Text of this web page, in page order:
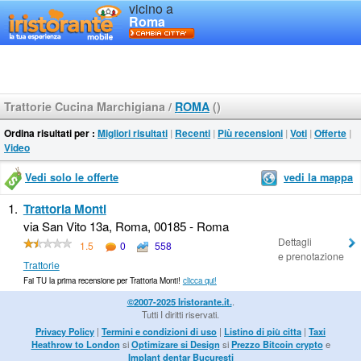
vicino a
Roma
Trattorie Cucina Marchigiana / ROMA ()
Ordina risultati per : Migliori risultati | Recenti | Più recensioni | Voti | Offerte |
Video
Vedi solo le offerte vedi la mappa
1. Trattoria Monti
via San Vito 13a, Roma, 00185 - Roma
1.5 0
558
Trattorie
Dettagli
e prenotazione
Fai TU la prima recensione per Trattoria Monti! clicca qui!
©2007-2025 Iristorante.it..
Tutti I diritti riservati.
Privacy Policy | Termini e condizioni di uso | Listino di più citta | Taxi
Heathrow to London siOptimizare si Design siPrezzo Bitcoin cryptoe
Implant dentar Bucuresti